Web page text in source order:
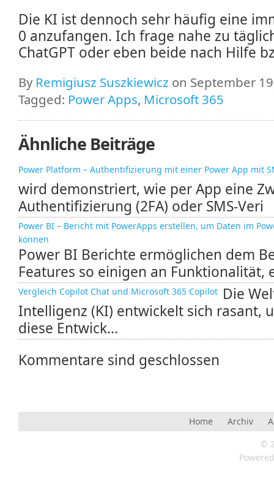
Die KI ist dennoch sehr häufig eine
0 anzufangen. Ich frage nahe zu
ChatGPT oder eben beide nach Hilfe
By Remigiusz Suszkiewicz on September
Tagged: Power Apps, Microsoft 365
Ähnliche Beiträge
Power Platform – Authentifizierung mit einer Power App mit
wird demonstriert, wie per App eine
Authentifizierung (2FA) oder SMS-Veri
Power BI – Bericht mit PowerApps erstellen, um Daten im
können
Power BI Berichte ermöglichen dem
Features so einigen an Funktionalität,
Vergleich Copilot Chat und Microsoft 365 Copilot Die
Intelligenz (KI) entwickelt sich rasant,
diese Entwick...
Kommentare sind geschlossen
Home Archiv
©